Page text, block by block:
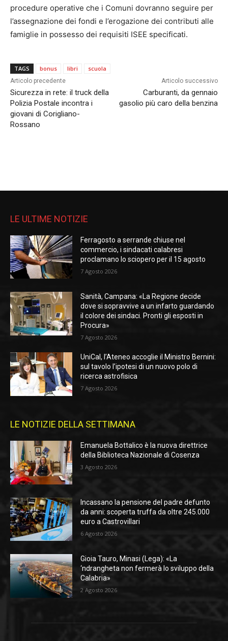
procedure operative che i Comuni dovranno seguire per
l’assegnazione dei fondi e l’erogazione dei contributi alle
famiglie in possesso dei requisiti ISEE specificati.
TAGS bonus libri scuola
Articolo precedente
Sicurezza in rete: il truck della
Polizia Postale incontra i
giovani di Corigliano-
Rossano
Articolo successivo
Carburanti, da gennaio
gasolio più caro della benzina
LE ULTIME NOTIZIE
Ferragosto a serrande chiuse nel
commercio, i sindacati calabresi
proclamano lo sciopero per il 15 agosto
7 Agosto 2026
Sanità, Campana: «La Regione decide
dove si sopravvive a un infarto guardando
il colore dei sindaci. Pronti gli esposti in
Procura»
7 Agosto 2026
UniCal, l’Ateneo accoglie il Ministro Bernini:
sul tavolo l’ipotesi di un nuovo polo di
ricerca astrofisica
7 Agosto 2026
LE NOTIZIE DELLA SETTIMANA
Emanuela Bottalico è la nuova direttrice
della Biblioteca Nazionale di Cosenza
3 Agosto 2026
Incassano la pensione del padre defunto
da anni: scoperta truffa da oltre 245.000
euro a Castrovillari
6 Agosto 2026
Gioia Tauro, Minasi (Lega): «La
‘ndrangheta non fermerà lo sviluppo della
Calabria»
2 Agosto 2026